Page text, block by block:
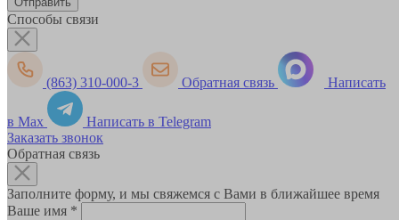
Способы связи
(863) 310-000-3 Обратная связь Написать
в Max
Написать в Telegram
Заказать звонок
Обратная связь
Заполните форму, и мы свяжемся с Вами в ближайшее время
Ваше имя *